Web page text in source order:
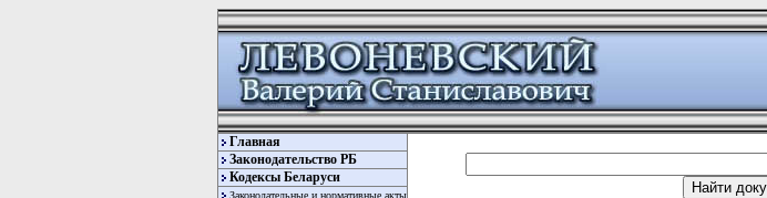
Главная
Законодательство РБ
Кодексы Беларуси
Законодательные и нормативные акты